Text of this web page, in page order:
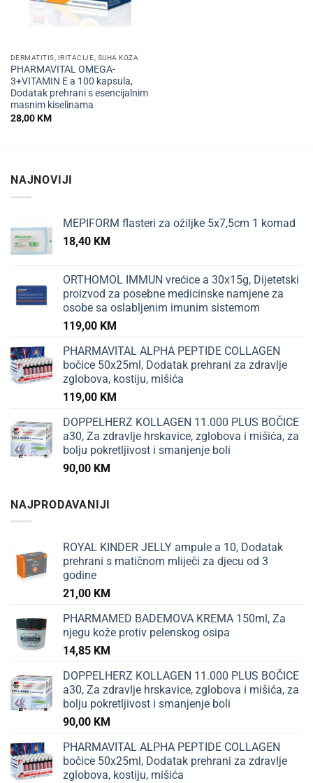
DERMATITIS, IRITACIJE, SUHA KOŽA
PHARMAVITAL OMEGA-
3+VITAMIN E a 100 kapsula,
Dodatak prehrani s esencijalnim
masnim kiselinama
28,00KM
NAJNOVIJI
MEPIFORM flasteri za ožiljke 5x7,5cm 1 komad
18,40 KM
ORTHOMOL IMMUN vrećice a 30x15g, Dijetetski
proizvod za posebne medicinske namjene za
osobe sa oslabljenim imunim sistemom
119,00 KM
PHARMAVITAL ALPHA PEPTIDE COLLAGEN
bočice 50x25ml, Dodatak prehrani za zdravlje
zglobova, kostiju, mišića
119,00 KM
DOPPELHERZ KOLLAGEN 11.000 PLUS BOČICE
a30, Za zdravlje hrskavice, zglobova i mišića, za
bolju pokretljivost i smanjenje boli
90,00 KM
NAJPRODAVANIJI
ROYAL KINDER JELLY ampule a 10, Dodatak
prehrani s matičnom mliječi za djecu od 3
godine
21,00 KM
PHARMAMED BADEMOVA KREMA 150ml, Za
njegu kože protiv pelenskog osipa
14,85 KM
DOPPELHERZ KOLLAGEN 11.000 PLUS BOČICE
a30, Za zdravlje hrskavice, zglobova i mišića, za
bolju pokretljivost i smanjenje boli
90,00 KM
PHARMAVITAL ALPHA PEPTIDE COLLAGEN
bočice 50x25ml, Dodatak prehrani za zdravlje
zglobova, kostiju, mišića